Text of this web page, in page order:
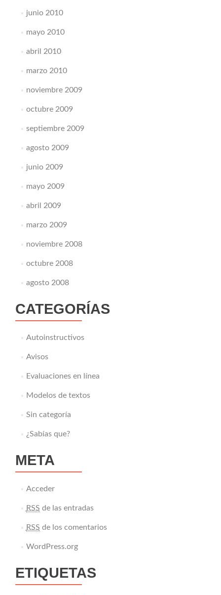
junio 2010
mayo 2010
abril 2010
marzo 2010
noviembre 2009
octubre 2009
septiembre 2009
agosto 2009
junio 2009
mayo 2009
abril 2009
marzo 2009
noviembre 2008
octubre 2008
agosto 2008
CATEGORÍAS
Autoinstructivos
Avisos
Evaluaciones en línea
Modelos de textos
Sin categoría
¿Sabías que?
META
Acceder
RSS de las entradas
RSS de los comentarios
WordPress.org
ETIQUETAS